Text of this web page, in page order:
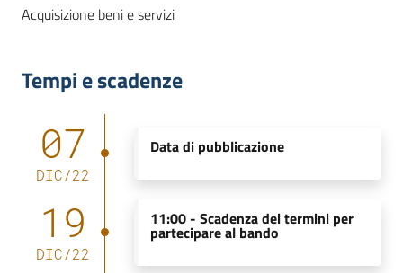
Acquisizione beni e servizi
Tempi e scadenze
07
DIC/22
Data di pubblicazione
19
DIC/22
11:00 - Scadenza dei termini per
partecipare al bando